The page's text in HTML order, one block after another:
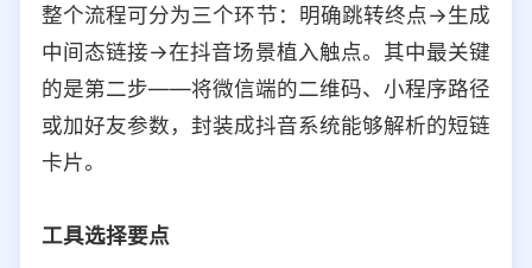
整个流程可分为三个环节：明确跳转终点→生成
中间态链接→在抖音场景植入触点。其中最关键
的是第二步——将微信端的二维码、小程序路径
或加好友参数，封装成抖音系统能够解析的短链
卡片。
工具选择要点